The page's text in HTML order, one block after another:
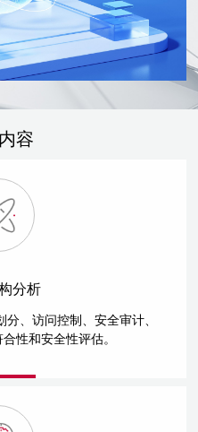
容
分析
、访问控制、安全审计、
性和安全性评估。